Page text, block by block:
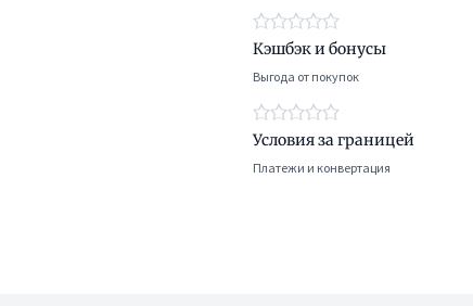
Кэшбэк и бонусы
Выгода от покупок
Условия за границей
Платежи и конвертация